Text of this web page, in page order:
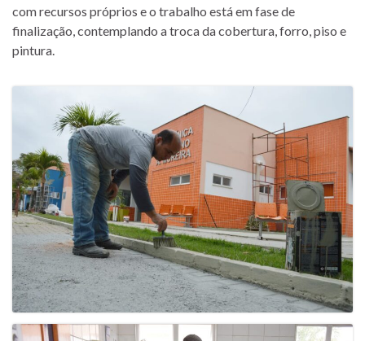
com recursos próprios e o trabalho está em fase de
finalização, contemplando a troca da cobertura, forro, piso e
pintura.